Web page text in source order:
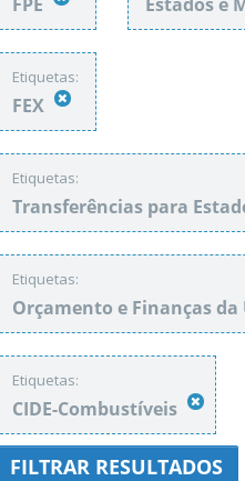
Etiquetas:
FEX
Etiquetas:
Transferências para
Etiquetas:
Orçamento e Finanças da
Etiquetas:
CIDE-Combustíveis
FILTRAR RESULTADOS